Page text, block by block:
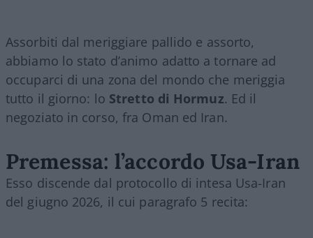
Assorbiti dal meriggiare pallido e assorto,
abbiamo lo stato d’animo adatto a tornare ad
occuparci di una zona del mondo che meriggia
tutto il giorno: lo Stretto di Hormuz. Ed il
negoziato in corso, fra Oman ed Iran.
Premessa: l’accordo Usa-Iran
Esso discende dal protocollo di intesa Usa-Iran
del giugno 2026, il cui paragrafo 5 recita: